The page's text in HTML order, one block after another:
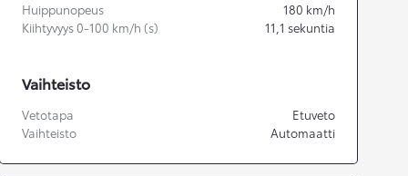
Huippunopeus 180 km/h
Kiihtyvyys 0-100 km/h (s)
11,1 sekuntia
Vaihteisto
Vetotapa
Etuveto
Vaihteisto
Automaatti